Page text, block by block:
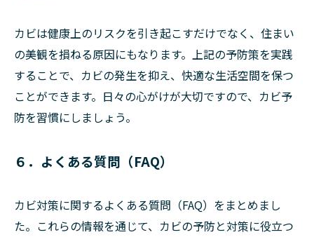
カビは健康上のリスクを引き起こすだけでなく、住まい
の美観を損ねる原因にもなります。上記の予防策を実践
することで、カビの発生を抑え、快適な生活空間を保つ
ことができます。日々の心がけが大切ですので、カビ予
防を習慣にしましょう。
６．よくある質問（FAQ）
カビ対策に関するよくある質問（FAQ）をまとめまし
た。これらの情報を通じて、カビの予防と対策に役立つ